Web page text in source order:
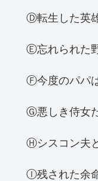
Ⓓ転生した英
Ⓔ忘れられた
Ⓕ今度のパパ
Ⓖ悪しき侍女
Ⓗシスコン夫
Ⓘ残された余